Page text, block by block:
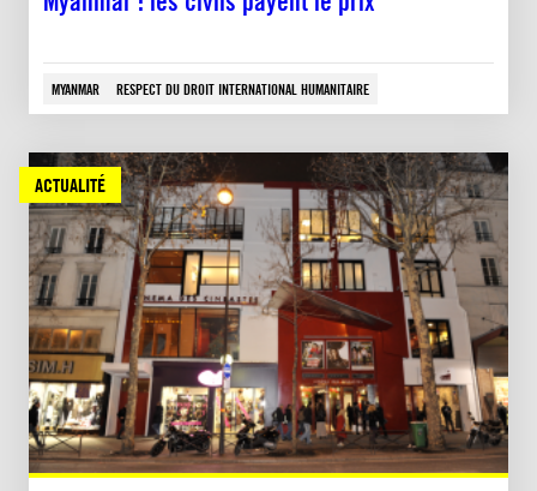
MYANMAR RESPECT DU DROIT INTERNATIONAL HUMANITAIRE
ACTUALITÉ